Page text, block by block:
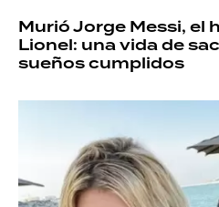
Murió Jorge Messi, el
Lionel: una vida de
sueños cumplidos